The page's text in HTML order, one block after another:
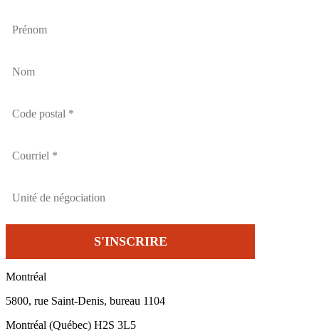
Montréal
5800, rue Saint-Denis, bureau 1104
Montréal (Québec) H2S 3L5